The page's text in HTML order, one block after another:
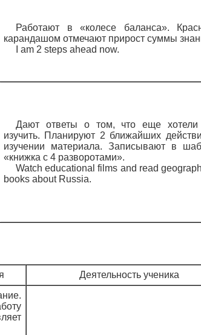
Работают в «колесе баланса».
карандашом отмечают прирост суммы
I am 2 steps ahead now.
Дают ответы о том, что еще
изучить. Планируют 2 ближайших
изучении материала. Записывают в
«книжка с 4 разворотами».
Watch educational films and read
books about Russia.
Деятельность ученика